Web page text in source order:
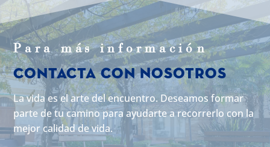
Para más información
Contacta con Nosotros
La vida es el arte del encuentro. Deseamos formar
parte de tu camino para ayudarte a recorrerlo con la
mejor calidad de vida.